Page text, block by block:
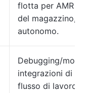
flotta per AMR +
del magazzino,
autonomo.
Debugging/
integrazioni di
flusso di lavoro